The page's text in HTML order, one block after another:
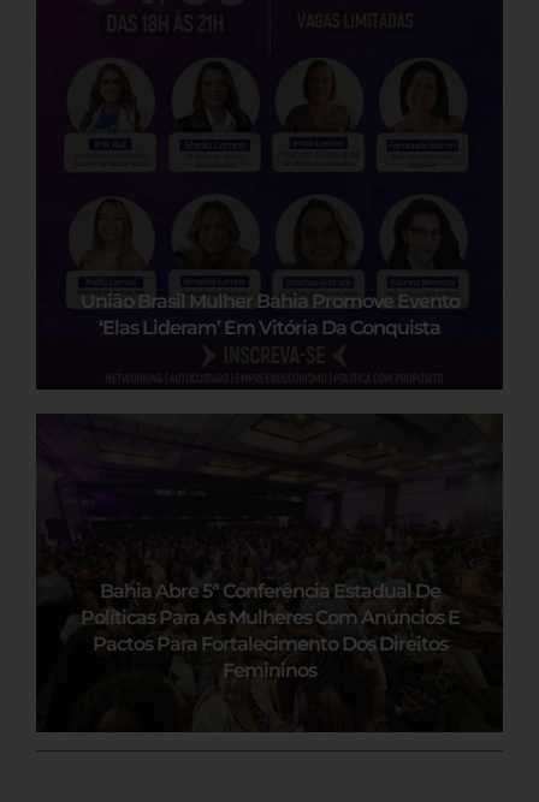
União Brasil Mulher Bahia Promove Evento
‘Elas Lideram’ Em Vitória Da Conquista
Bahia Abre 5ª Conferência Estadual De
Políticas Para As Mulheres Com Anúncios E
Pactos Para Fortalecimento Dos Direitos
Femininos